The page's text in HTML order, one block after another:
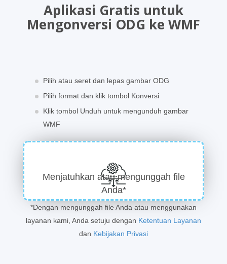
Aplikasi Gratis untuk
Mengonversi ODG ke WMF
Pilih atau seret dan lepas gambar ODG
Pilih format dan klik tombol Konversi
Klik tombol Unduh untuk mengunduh gambar
WMF
Menjatuhkan atau mengunggah file
Anda*
*Dengan mengunggah file Anda atau menggunakan
layanan kami, Anda setuju dengan Ketentuan Layanan
dan Kebijakan Privasi